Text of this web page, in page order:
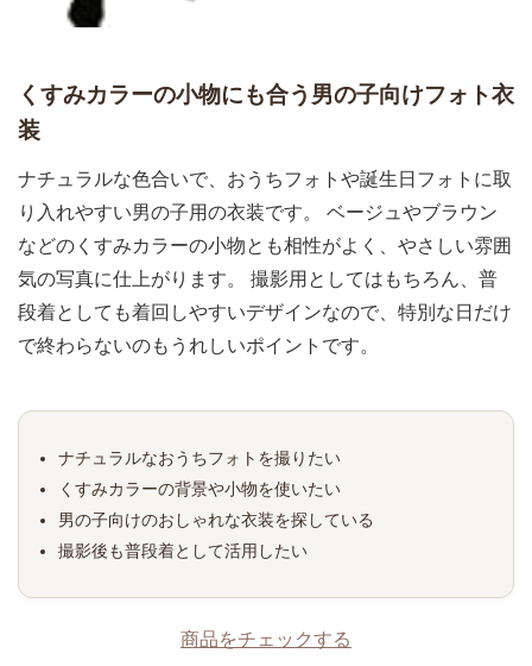
くすみカラーの小物にも合う男の子向けフォト衣
装
ナチュラルな色合いで、おうちフォトや誕生日フォトに取
り入れやすい男の子用の衣装です。 ベージュやブラウン
などのくすみカラーの小物とも相性がよく、やさしい雰囲
気の写真に仕上がります。 撮影用としてはもちろん、普
段着としても着回しやすいデザインなので、特別な日だけ
で終わらないのもうれしいポイントです。
ナチュラルなおうちフォトを撮りたい
くすみカラーの背景や小物を使いたい
男の子向けのおしゃれな衣装を探している
撮影後も普段着として活用したい
商品をチェックする